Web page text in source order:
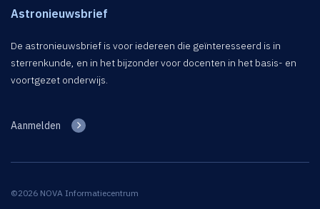
Astronieuwsbrief
De astronieuwsbrief is voor iedereen die geïnteresseerd is in
sterrenkunde, en in het bijzonder voor docenten in het basis- en
voortgezet onderwijs.
Aanmelden
©2026 NOVA Informatiecentrum